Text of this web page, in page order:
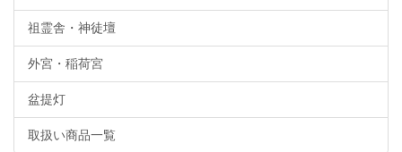
祖霊舎・神徒壇
外宮・稲荷宮
盆提灯
取扱い商品一覧